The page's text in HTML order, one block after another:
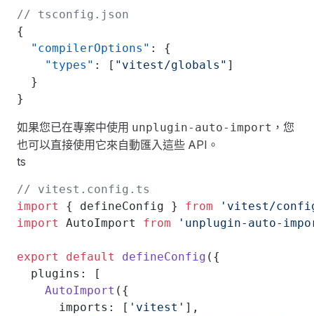
// tsconfig.json
{
  "compilerOptions"
: {
    "types"
: [ "vitest/globals" ]
  }
}
如果您已在專案中使用 unplugin-auto-import ，您
也可以直接使用它來自動匯入這些 API。
ts
// vitest.config.ts
import
{ defineConfig } from 'vitest/
import
AutoImport from 'unplugin-auto-
export default defineConfig ({
  plugins: [
    AutoImport
({
      imports: [
'vitest' ],